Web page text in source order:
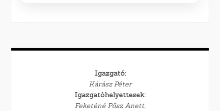
Igazgató:
Kárász Péter
Igazgatóhelyettesek:
Feketéné Pősz Anett,